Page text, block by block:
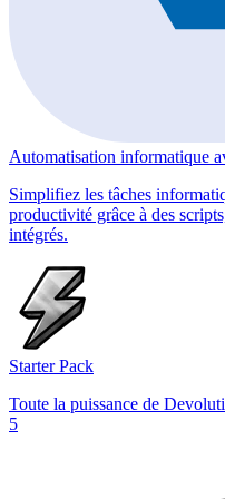
Automatisation informatique
Simplifiez les tâches
productivité grâce à des
intégrés.
Starter Pack
Toute la puissance de
5